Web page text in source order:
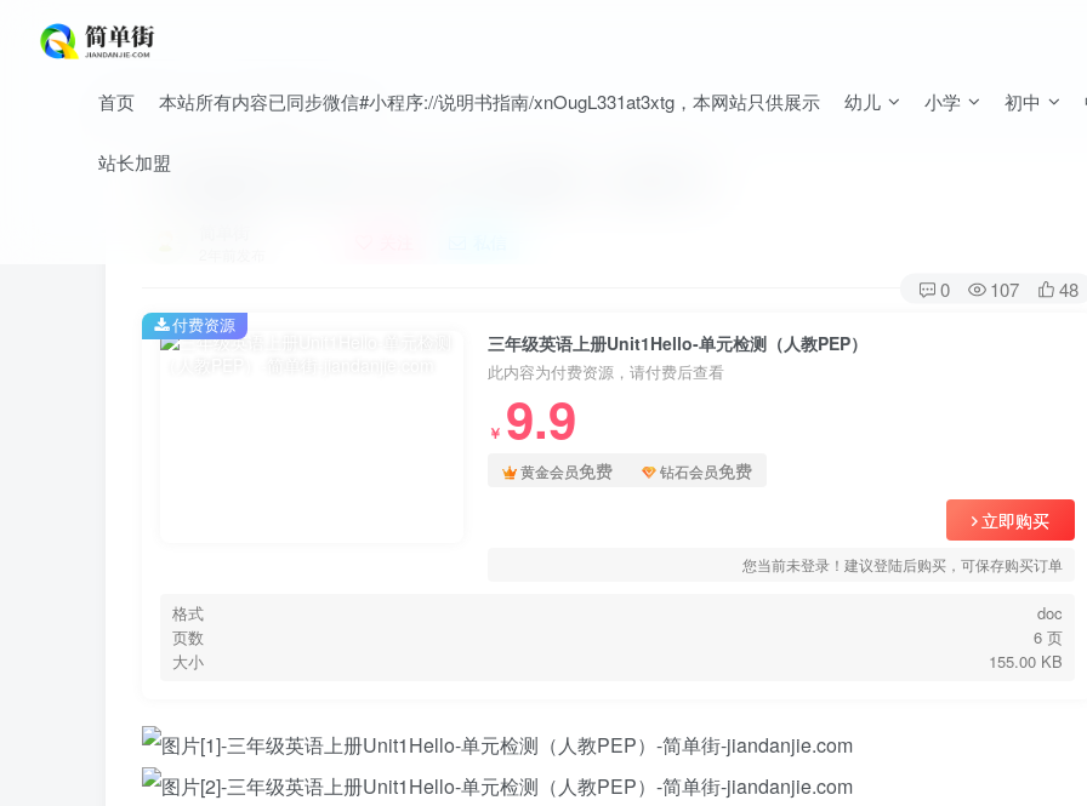
首页 本站所有内容已同步微信#小程序://说明书指南/xnOugL331at3xtg，本网站只供展示 幼儿 小学 初中
站长加盟
首页 小学 小学英语 正文
三年级英语上册Unit1Hello-单元检测（人教PEP）
0 107 48
三年级英语上册Unit1Hello-单元检测（人教PEP）
此内容为付费资源，请付费后查看
￥ 9.9
黄金会员免费 钻石会员免费
立即购买
您当前未登录！建议登陆后购买，可保存购买订单
格式
doc
页数
6 页
大小
155.00 KB
付费资源